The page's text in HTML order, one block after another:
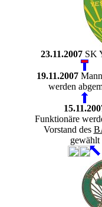
23.11.2007 SK
19.11.2007
werden
Funktionäre
Vorstand des
gewählt